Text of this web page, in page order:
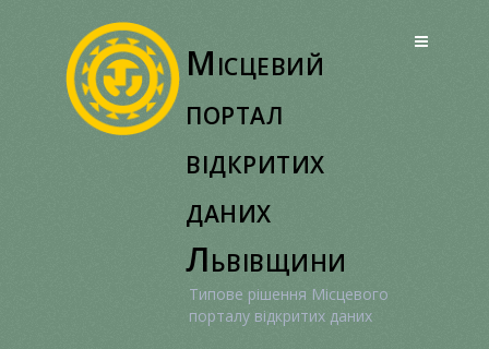
Місцевий
портал
відкритих
даних
Львівщини
Типове рішення Місцевого
порталу відкритих даних